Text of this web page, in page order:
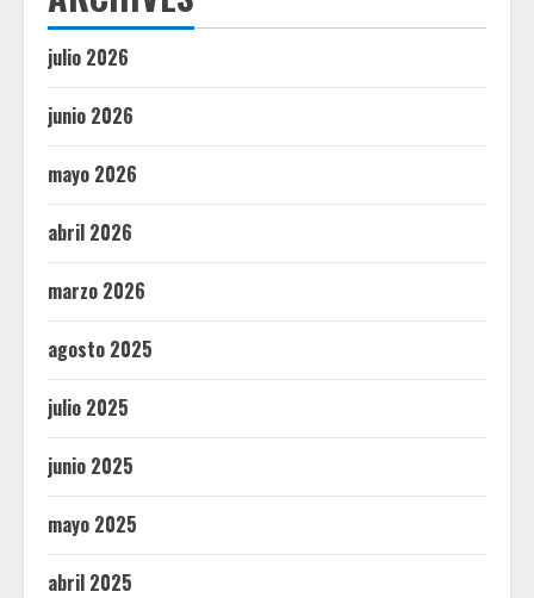
julio 2026
junio 2026
mayo 2026
abril 2026
marzo 2026
agosto 2025
julio 2025
junio 2025
mayo 2025
abril 2025